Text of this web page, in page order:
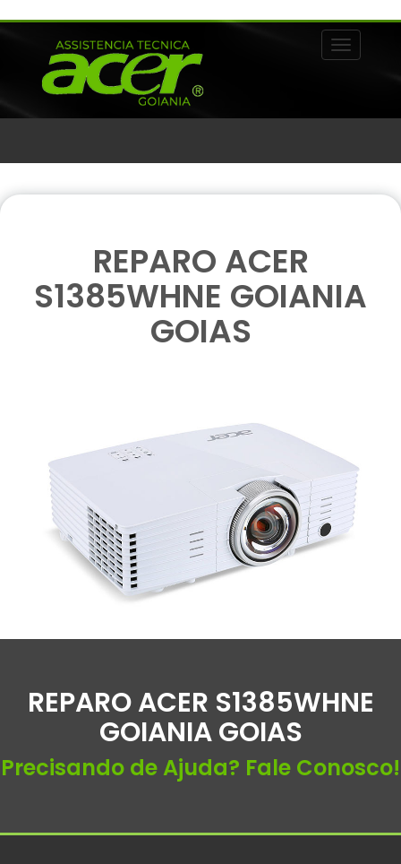
Alternar
REPARO ACER
S1385WHNE GOIANIA
GOIAS
REPARO ACER S1385WHNE
GOIANIA GOIAS
Precisando de Ajuda? Fale Conosco!